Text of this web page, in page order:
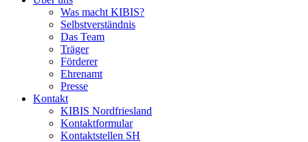
Was macht KIBIS?
Selbstverständnis
Das Team
Träger
Förderer
Ehrenamt
Presse
Kontakt
KIBIS Nordfriesland
Kontaktformular
Kontaktstellen SH